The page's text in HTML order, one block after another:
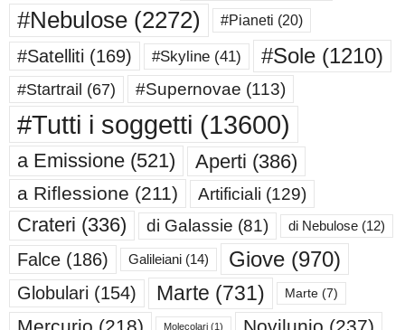
#Nebulose (2272) #Pianeti (20)
#Satelliti (169) #Skyline (41) #Sole (1210)
#Startrail (67) #Supernovae (113)
#Tutti i soggetti (13600)
a Emissione (521) Aperti (386)
a Riflessione (211) Artificiali (129)
Crateri (336) di Galassie (81) di Nebulose (12)
Falce (186) Galileiani (14) Giove (970)
Globulari (154) Marte (731) Marte (7)
Molecolari (1)